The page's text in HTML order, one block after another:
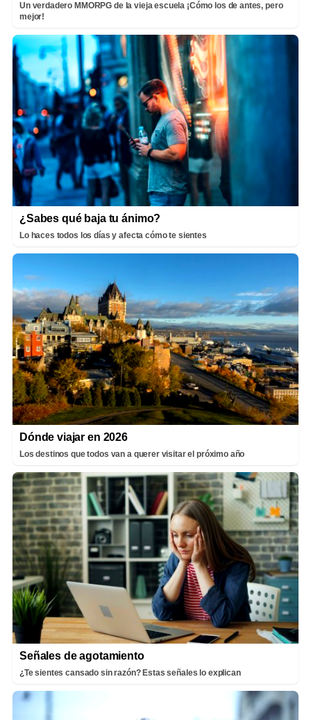
Un verdadero MMORPG de la vieja escuela ¡Cómo los de antes, pero
mejor!
¿Sabes qué baja tu ánimo?
Lo haces todos los días y afecta cómo te sientes
Dónde viajar en 2026
Los destinos que todos van a querer visitar el próximo año
Señales de agotamiento
¿Te sientes cansado sin razón? Estas señales lo explican